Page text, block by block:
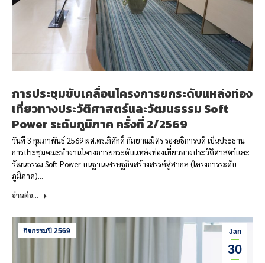
การประชุมขับเคลื่อนโครงการยกระดับแหล่งท่อง
เที่ยวทางประวัติศาสตร์และวัฒนธรรม Soft
Power ระดับภูมิภาค ครั้งที่ 2/2569
วันที่ 3 กุมภาพันธ์ 2569 ผศ.ดร.ภิศักดิ์ กัลยาณมิตร รองอธิการบดี เป็นประธาน
การประชุมคณะทำงานโครงการยกระดับแหล่งท่องเที่ยวทางประวัติศาสตร์และ
วัฒนธรรม Soft Power บนฐานเศรษฐกิจสร้างสรรค์สู่สากล (โครงการระดับ
ภูมิภาค)…
อ่านต่อ...
Jan
30
กิจกรรมปี 2569